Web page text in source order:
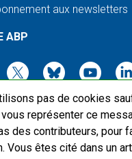
pas de cookies
représenter ce
des contributeurs, pour
Vous êtes cité dans un
aux newsletters
ABP
©Agence Bretagne Presse,
Commons